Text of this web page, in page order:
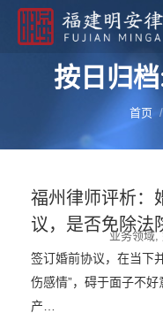
按日归
首页
福州律师评析：
议，是否免除法
业务领域,
签订婚前协议，在当下
伤感情”，碍于面子不
产…